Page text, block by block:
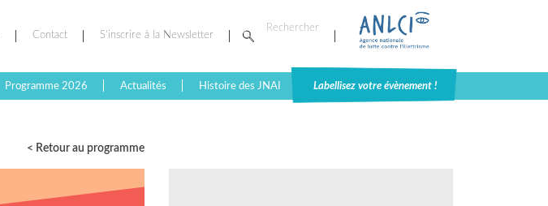
Contact S’inscrire à la Newsletter
Programme 2026 Actualités Histoire des JNAI Labellisez votre évènement !
< Retour au programme